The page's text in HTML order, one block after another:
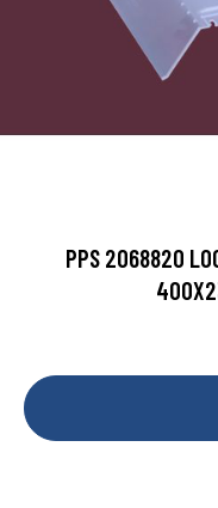
PPS 2068820